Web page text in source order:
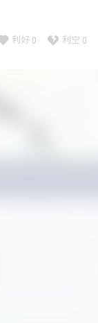
利好 0 利空 0